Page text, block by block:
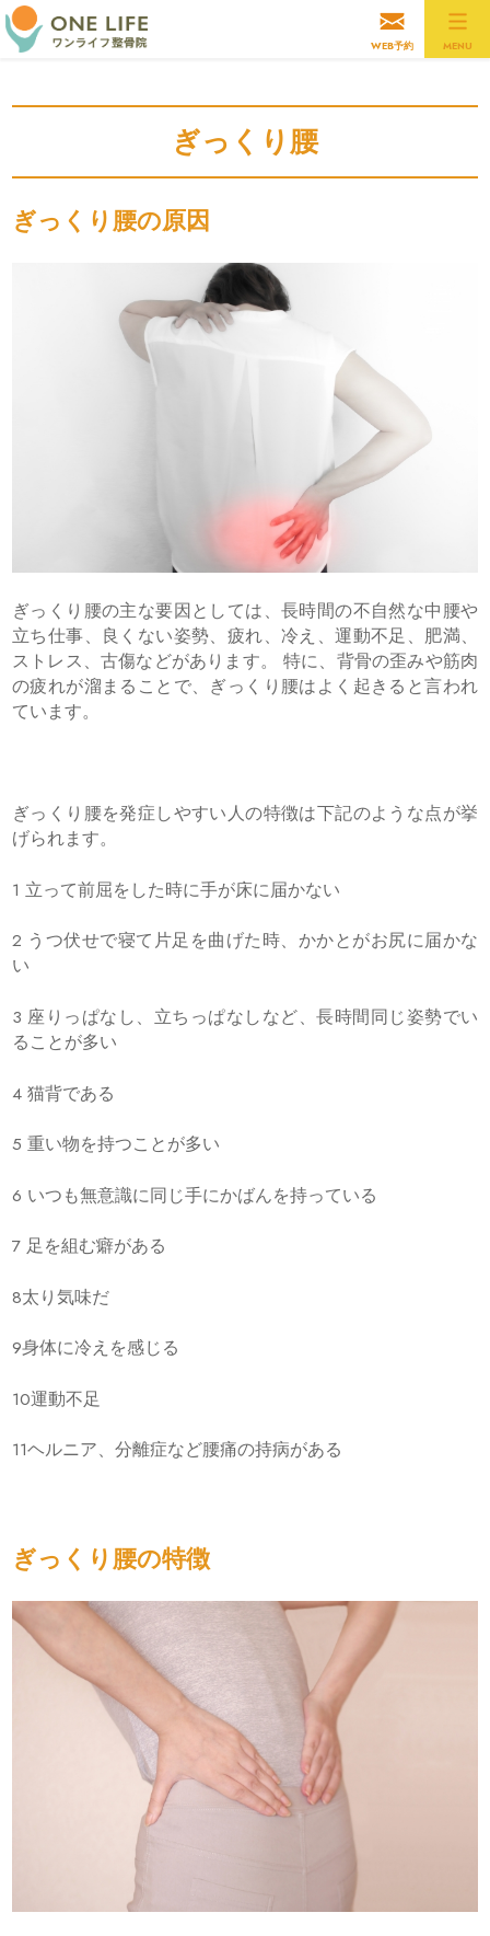
WEB予約 MENU
ぎっくり腰
ぎっくり腰の原因
ぎっくり腰の主な要因としては、長時間の不自然な中腰や
立ち仕事、良くない姿勢、疲れ、冷え、運動不足、肥満、
ストレス、古傷などがあります。 特に、背骨の歪みや筋肉
の疲れが溜まることで、ぎっくり腰はよく起きると言われ
ています。
ぎっくり腰を発症しやすい人の特徴は下記のような点が挙
げられます。
1 立って前屈をした時に手が床に届かない
2 うつ伏せで寝て片足を曲げた時、かかとがお尻に届かな
い
3 座りっぱなし、立ちっぱなしなど、長時間同じ姿勢でい
ることが多い
4 猫背である
5 重い物を持つことが多い
6 いつも無意識に同じ手にかばんを持っている
7 足を組む癖がある
8太り気味だ
9身体に冷えを感じる
10運動不足
11ヘルニア、分離症など腰痛の持病がある
ぎっくり腰の特徴